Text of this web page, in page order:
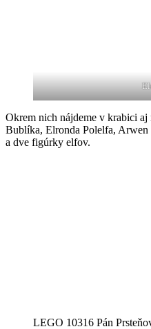
Okrem nich nájdeme v krabici aj
Bublíka, Elronda Polelfa,
a dve figúrky elfov.
LEGO 10316 Pán